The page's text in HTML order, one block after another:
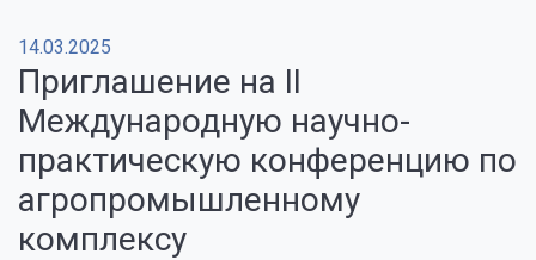
14.03.2025
Приглашение на II
Международную научно-
практическую конференцию по
агропромышленному
комплексу